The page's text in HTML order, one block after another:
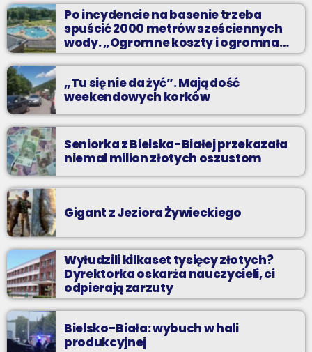
Z Kina Wzięte to audycja w której film występuje roli głównej.
Po incydencie na basenie trzeba
spuścić 2000 metrów sześciennych
wody. „Ogromne koszty i ogromna
praca”
„Tu się nie da żyć”. Mają dość
weekendowych korków
Seniorka z Bielska-Białej przekazała
niemal milion złotych oszustom
Gigant z Jeziora Żywieckiego
Wyłudzili kilkaset tysięcy złotych?
Dyrektorka oskarża nauczycieli, ci
odpierają zarzuty
Bielsko-Biała: wybuch w hali
produkcyjnej